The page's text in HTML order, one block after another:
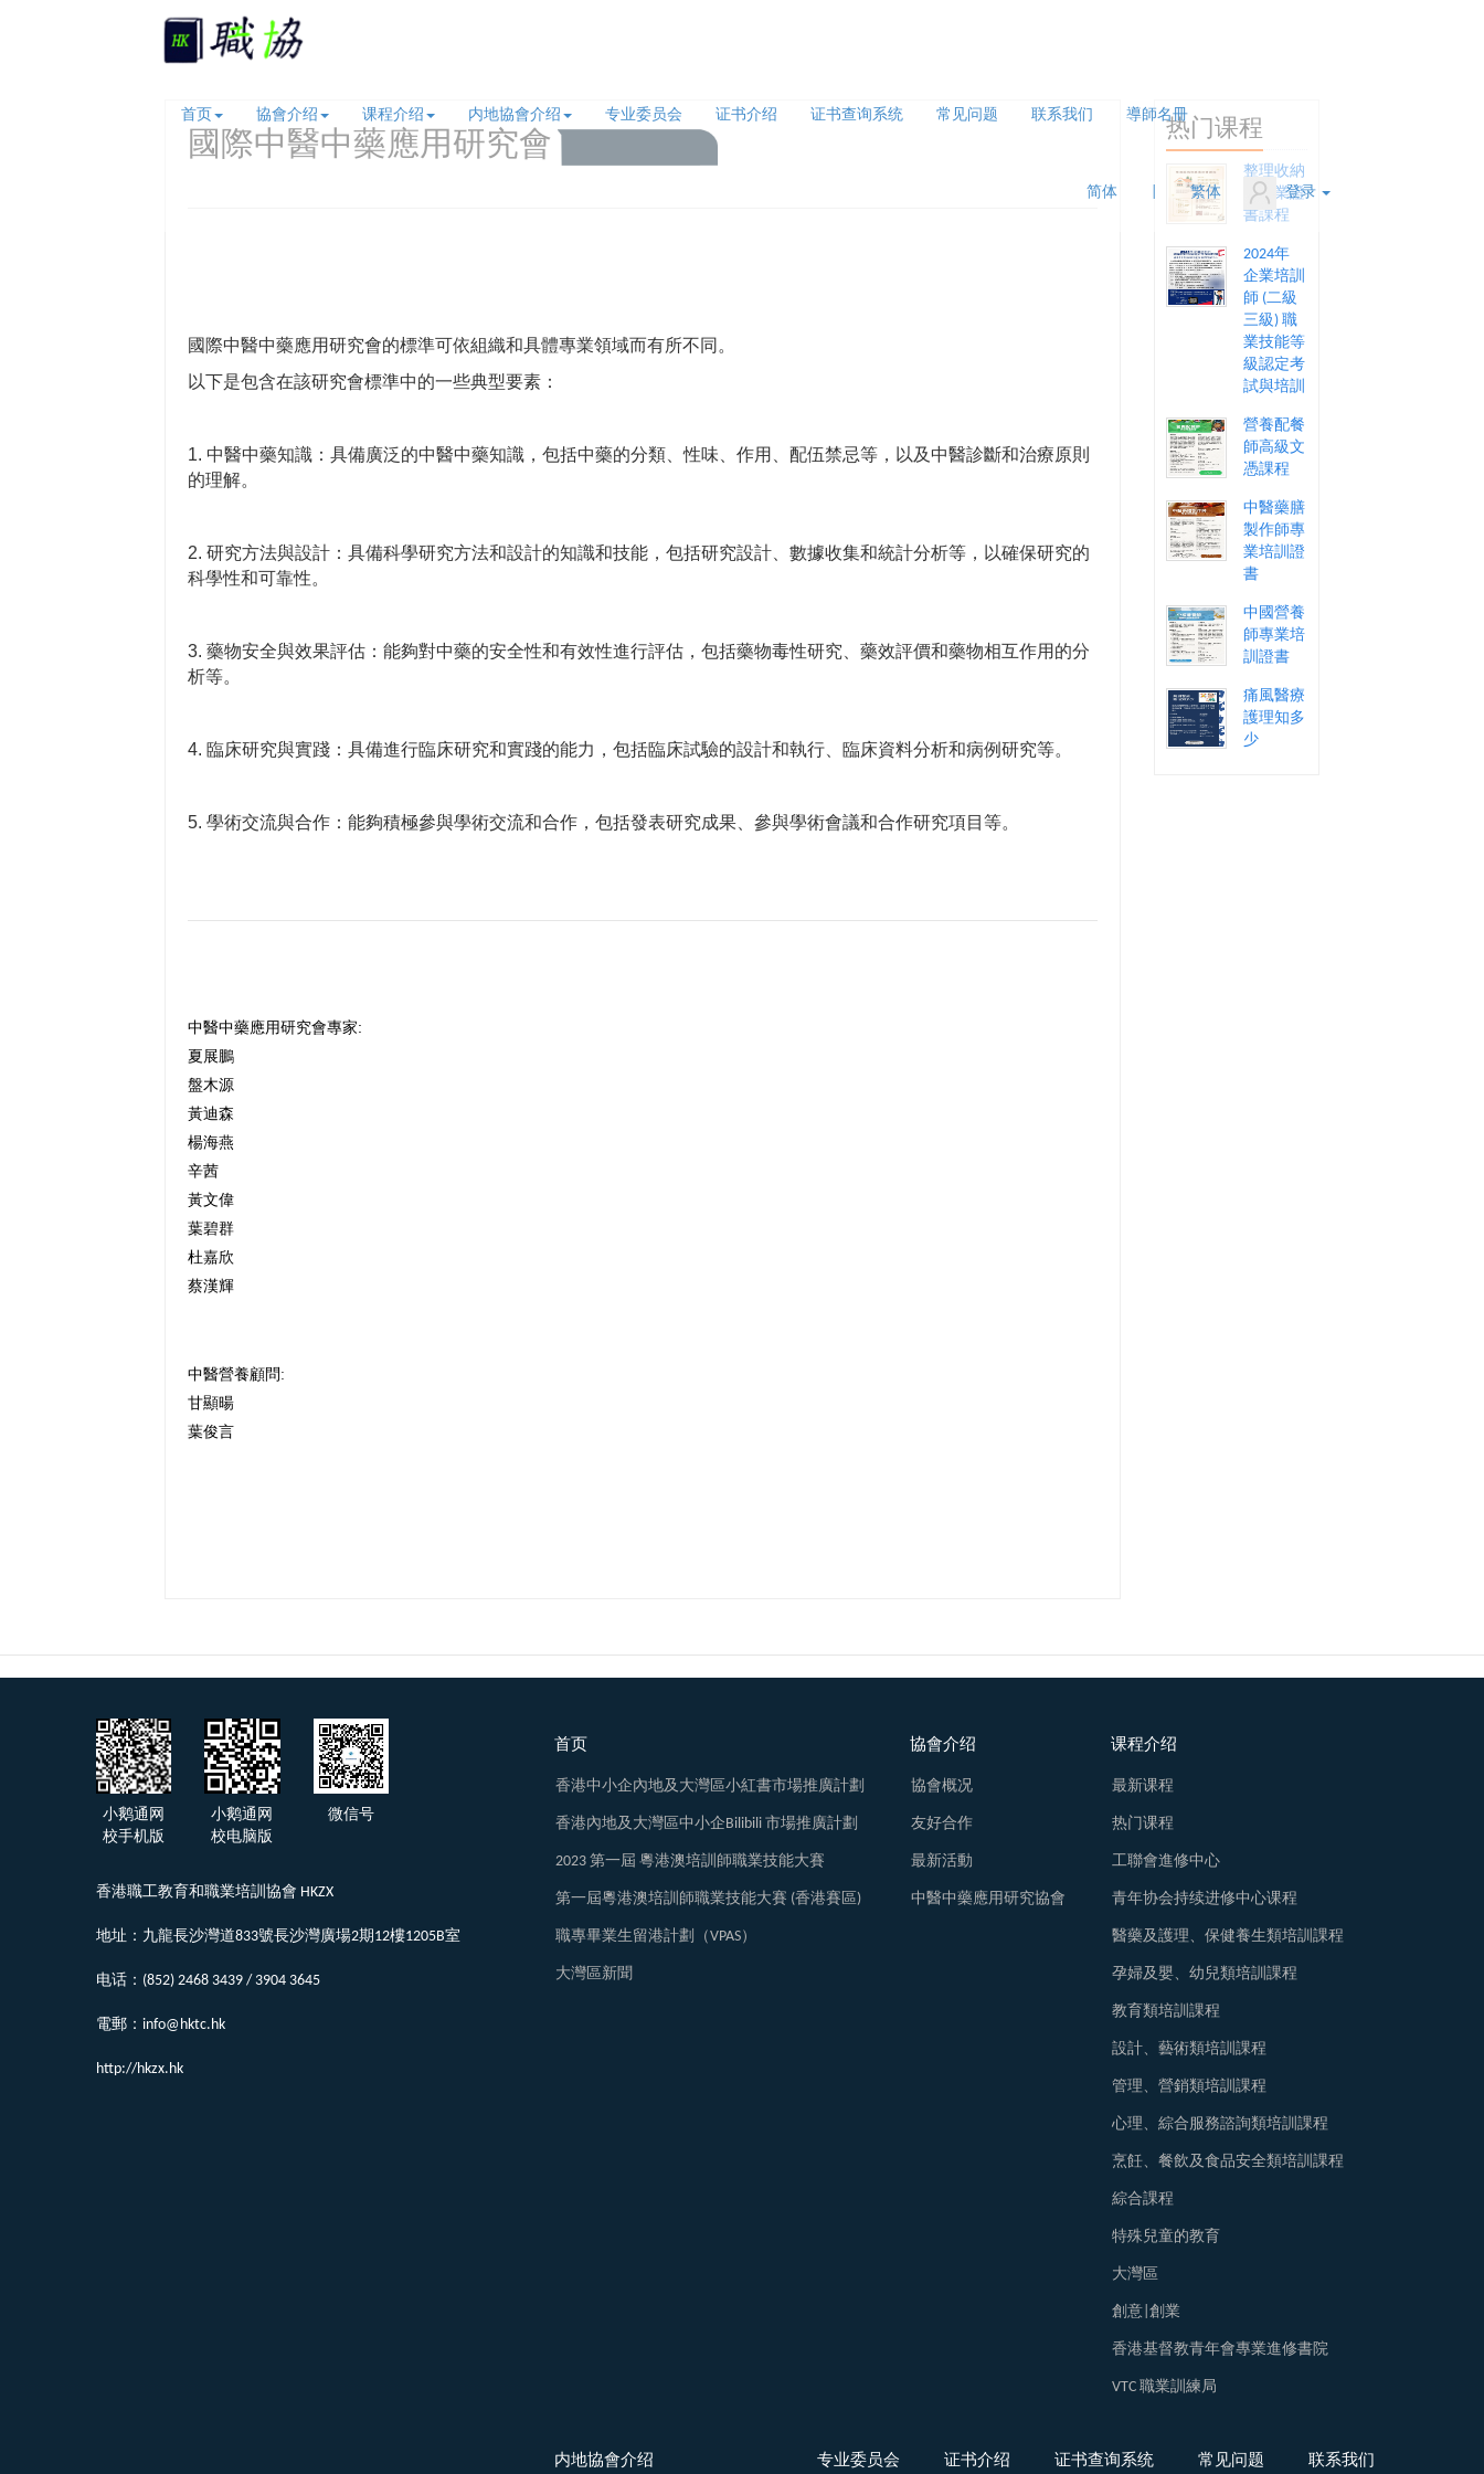
首页 協會介绍 课程介绍 内地協會介绍 专业委员会 证书介绍 证书查询系统 常见问题 联系我们 導師名冊
简体 繁体 登录
國際中醫中藥應用研究會
國際中醫中藥應用研究會的標準可依組織和具體專業領域而有所不同。
以下是包含在該研究會標準中的一些典型要素：
1. 中醫中藥知識：具備廣泛的中醫中藥知識，包括中藥的分類、性味、作用、配伍禁忌等，以及中醫診斷和治療原則
的理解。
2. 研究方法與設計：具備科學研究方法和設計的知識和技能，包括研究設計、數據收集和統計分析等，以確保研究的
科學性和可靠性。
3. 藥物安全與效果評估：能夠對中藥的安全性和有效性進行評估，包括藥物毒性研究、藥效評價和藥物相互作用的分
析等。
4. 臨床研究與實踐：具備進行臨床研究和實踐的能力，包括臨床試驗的設計和執行、臨床資料分析和病例研究等。
5. 學術交流與合作：能夠積極參與學術交流和合作，包括發表研究成果、參與學術會議和合作研究項目等。
中醫中藥應用研究會專家:
夏展鵬
盤木源
黃迪森
楊海燕
辛茜
黃文偉
葉碧群
杜嘉欣
蔡漢輝
中醫營養顧問:
甘顯暘
葉俊言
热门课程
整理收納
師專業證
書課程
2024年
企業培訓
師 (二級
三級) 職
業技能等
級認定考
試與培訓
營養配餐
師高級文
憑課程
中醫藥膳
製作師專
業培訓證
書
中國營養
師專業培
訓證書
痛風醫療
護理知多
少
小鹅通网
校手机版
小鹅通网
校电脑版
微信号
香港職工教育和職業培訓協會 HKZX
地址：九龍長沙灣道833號長沙灣廣場2期12樓1205B室
电话：(852) 2468 3439 / 3904 3645
電郵：info@hktc.hk
http://hkzx.hk
首页
香港中小企內地及大灣區小紅書市場推廣計劃
香港內地及大灣區中小企Bilibili 市場推廣計劃
2023 第一屆 粵港澳培訓師職業技能大賽
第一屆粵港澳培訓師職業技能大賽 (香港賽區)
職專畢業生留港計劃（VPAS）
大灣區新聞
協會介绍
協會概况
友好合作
最新活動
中醫中藥應用研究協會
课程介绍
最新课程
热门课程
工聯會進修中心
青年协会持续进修中心课程
醫藥及護理、保健養生類培訓課程
孕婦及嬰、幼兒類培訓課程
教育類培訓課程
設計、藝術類培訓課程
管理、營銷類培訓課程
心理、綜合服務諮詢類培訓課程
烹飪、餐飲及食品安全類培訓課程
綜合課程
特殊兒童的教育
大灣區
創意|創業
香港基督教青年會專業進修書院
VTC 職業訓練局
内地協會介绍 专业委员会 证书介绍 证书查询系统 常见问题 联系我们